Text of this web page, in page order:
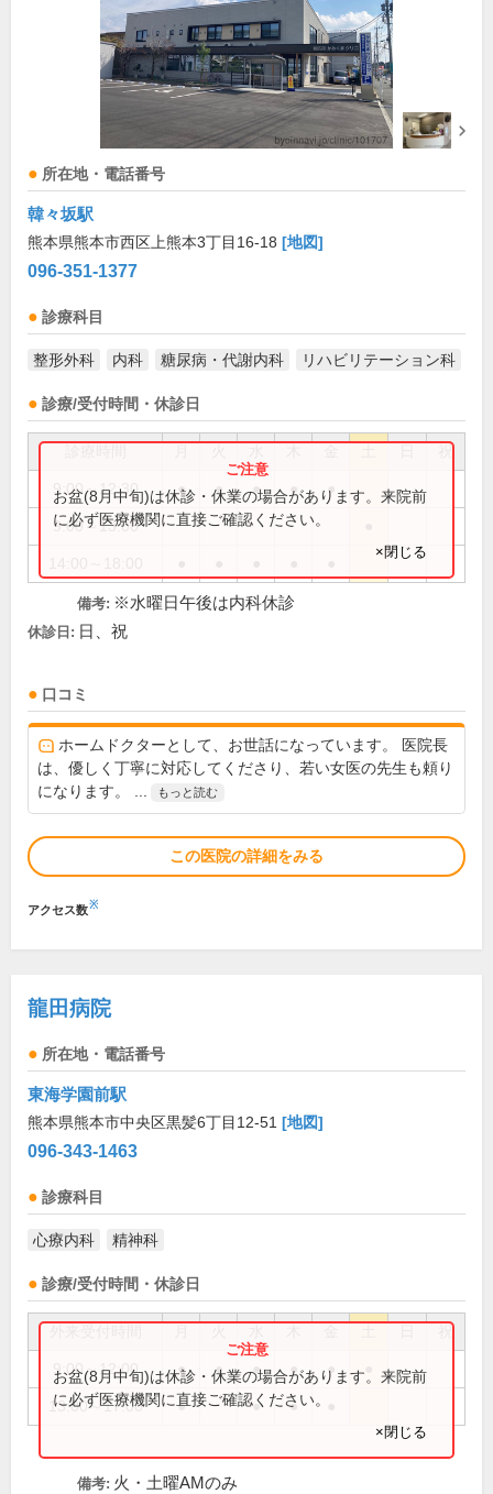
所在地・電話番号
韓々坂駅
熊本県熊本市西区上熊本3丁目16-18 [地図]
096-351-1377
診療科目
整形外科 内科 糖尿病・代謝内科 リハビリテーション科
診療/受付時間・休診日
祝
9:00～12:30 ● ● ● ● ●
9:00～13:00
お盆(8月中旬)は休診・休業の場合があります。来院前
に必ず医療機関に直接ご確認ください。
×閉じる
備考: ※水曜日午後は内科休診
休診日: 日、祝
口コミ
ホームドクターとして、お世話になっています。 医院長
は、優しく丁寧に対応してくださり、若い女医の先生も頼り
になります。 ...
もっと読む
この医院の詳細をみる
アクセス数※
龍田病院
所在地・電話番号
東海学園前駅
熊本県熊本市中央区黒髪6丁目12-51 [地図]
096-343-1463
診療科目
心療内科 精神科
診療/受付時間・休診日
祝
9:00～12:00 ● ● ● ● ●
13:00～17:00 ● ● ●
お盆(8月中旬)は休診・休業の場合があります。来院前
に必ず医療機関に直接ご確認ください。
×閉じる
備考: 火・土曜AMのみ